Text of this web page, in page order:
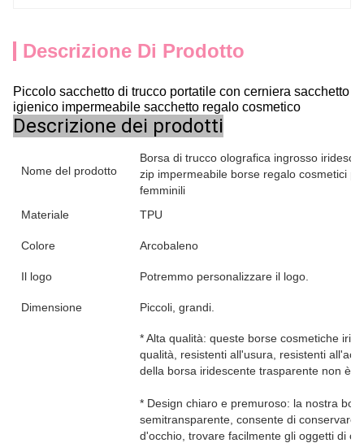
Descrizione Di Prodotto
Piccolo sacchetto di trucco portatile con cerniera sacchetto
igienico impermeabile sacchetto regalo cosmetico
Descrizione dei prodotti
Nome del prodotto
Borsa di trucco olografica ingrosso
zip impermeabile borse regalo cosmetici
femminili
Materiale
TPU
Colore Arcobaleno
Il logo Potremmo personalizzare il logo.
Dimensione Piccoli, grandi.
* Alta qualità: queste borse cosmetiche
qualità, resistenti all'usura, resistenti
della borsa iridescente trasparente non è
* Design chiaro e premuroso: la nostra
semitransparente, consente di conservare
d'occhio, trovare facilmente gli oggetti di